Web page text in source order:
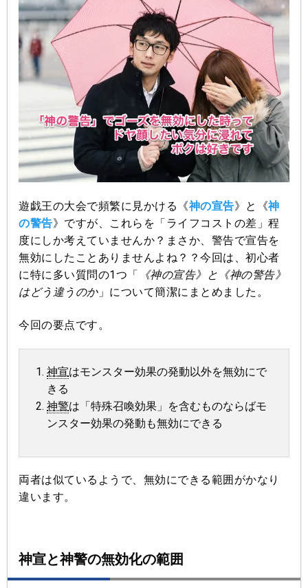
遊戯王の大会で頻繁に見かける《神の宣告》と《神
の警告》ですが、これらを「ライフコストの差」程
度にしか考えていませんか？まさか、 警告で宣告を
無効にしたことありませんよね？？ 今回は、初心者
に特に多い質問の1つ「
《神の宣告》と《神の警告》
はどう違うのか」について簡潔にまとめました。
今回の要点です。
神宣はモンスター効果の発動以外を無効にで
きる
神警は「特殊召喚効果」を含むものならばモ
ンスター効果の発動も無効にできる
両者は似ているようで、無効にできる範囲がかなり
違います。
神宣と神警の無効化の範囲